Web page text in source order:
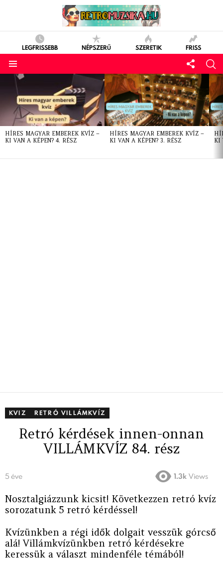
LEGFRISSEBB NÉPSZERŰ SZERETIK FRISS
LATEST
STORIES
HÍRES MAGYAR EMBEREK KVÍZ –
KI VAN A KÉPEN? 4. RÉSZ
HÍRES MAGYAR EMBEREK KVÍZ –
KI VAN A KÉPEN? 3. RÉSZ
KI
KVIZ RETRÓ VILLÁMKVÍZ
Retró kérdések innen-onnan
VILLÁMKVÍZ 84. rész
5 éve 1.3k Views
Nosztalgiázzunk kicsit! Következzen retró kvíz
sorozatunk 5 retró kérdéssel!
Kvízünkben a régi idők dolgait vesszük górcső
alá! Villámkvízünkben retró kérdésekre
keressük a választ mindenféle témából!